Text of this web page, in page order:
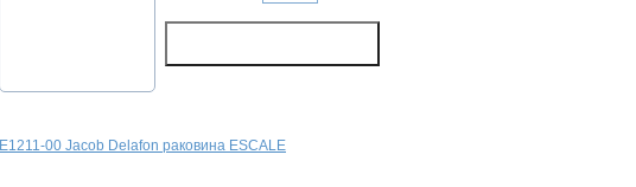
E1211-00 Jacob Delafon раковина ESCALE